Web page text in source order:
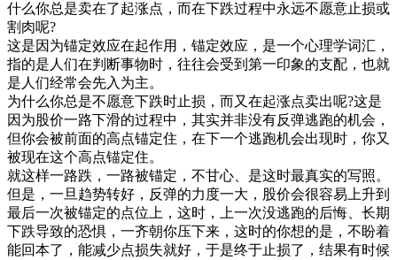
什么你总是卖在了起涨点，而在下跌过程中永远不愿意止损或
割肉呢?
这是因为锚定效应在起作用，锚定效应，是一个心理学词汇，
指的是人们在判断事物时，往往会受到第一印象的支配，也就
是人们经常会先入为主。
为什么你总是不愿意下跌时止损，而又在起涨点卖出呢?这是
因为股价一路下滑的过程中，其实并非没有反弹逃跑的机会，
但你会被前面的高点锚定住，在下一个逃跑机会出现时，你又
被现在这个高点锚定住。
就这样一路跌，一路被锚定，不甘心、是这时最真实的写照。
但是，一旦趋势转好，反弹的力度一大，股价会很容易上升到
最后一次被锚定的点位上，这时，上一次没逃跑的后悔、长期
下跌导致的恐惧，一齐朝你压下来，这时的你想的是，不盼着
能回本了，能减少点损失就好，于是终于止损了，结果有时候